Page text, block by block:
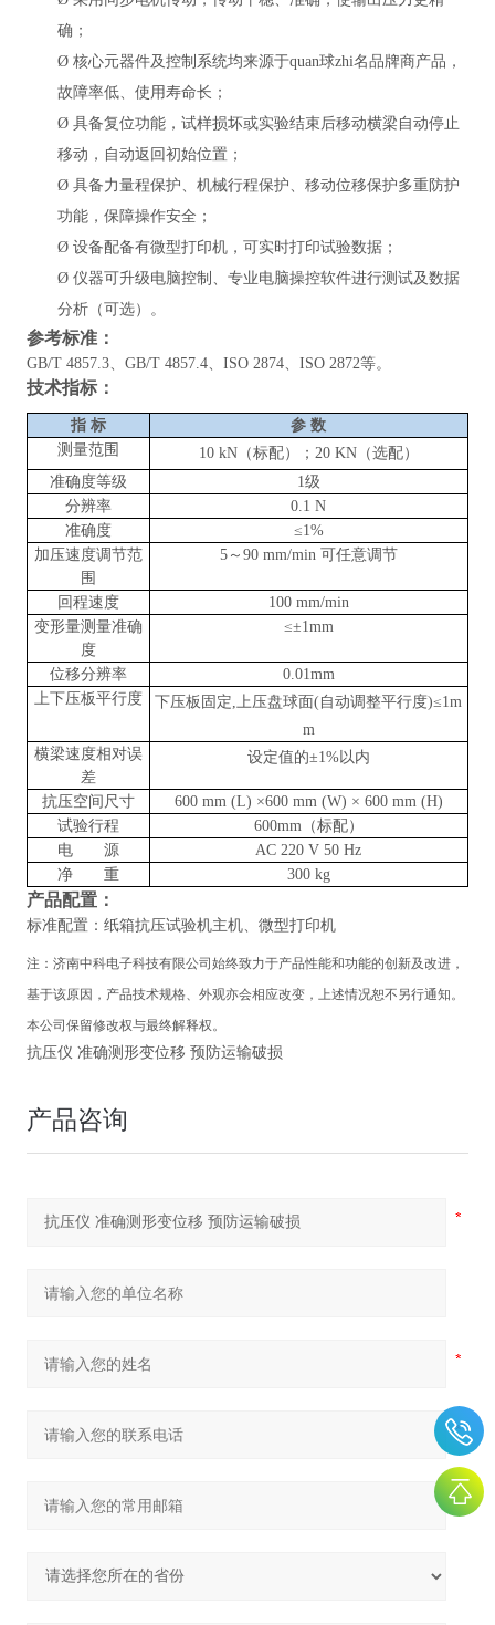
确；
Ø 核心元器件及控制系统均来源于quan球zhi名品牌商产品，
故障率低、使用寿命长；
Ø 具备复位功能，试样损坏或实验结束后移动横梁自动停止
移动，自动返回初始位置；
Ø 具备力量程保护、机械行程保护、移动位移保护多重防护
功能，保障操作安全；
Ø 设备配备有微型打印机，可实时打印试验数据；
Ø 仪器可升级电脑控制、专业电脑操控软件进行测试及数据
分析（可选）。
参考标准：
GB/T 4857.3、GB/T 4857.4、ISO 2874、ISO 2872等。
技术指标：
指 标 参 数
测量范围
10 kN（标配）； 20 KN（选配）
准确度等级
1级
分辨率
0.1 N
准确度
≤1%
加压速度调节范
围
5～90 mm/min 可任意调节
回程速度 100 mm/min
变形量测量准确
度
≤±1mm
位移分辨率
0.01mm
上下压板平行度
下压板固定,上压盘球面(自动调整平行度)≤1m
m
横梁速度相对误
差
设定值的±1%以内
抗压空间尺寸
600 mm (L) ×600 mm (W) × 600 mm (H)
试验行程
600mm（标配）
电 源
AC 220 V 50 Hz
净 重
300 kg
产品配置：
标准配置：纸箱抗压试验机主机、微型打印机
注： 济南中科电子科技有限公司 始终致力于产品性能和功能的创新及改进，
基于该原因，产品技术规格、外观亦会相应改变，上述情况恕不另行通知。
本公司保留修改权与最终解释权。
抗压仪 准确测形变位移 预防运输破损
产品咨询